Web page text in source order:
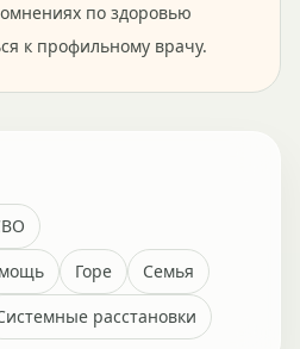
по здоровью
к профильному врачу.
Горе
Семья
расстановки